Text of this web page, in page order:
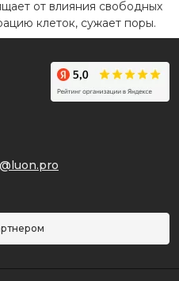
от влияния свободных
клеток, сужает поры.